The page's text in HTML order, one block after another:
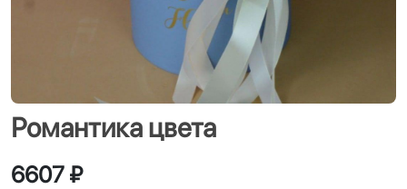
Романтика цвета
6607 ₽